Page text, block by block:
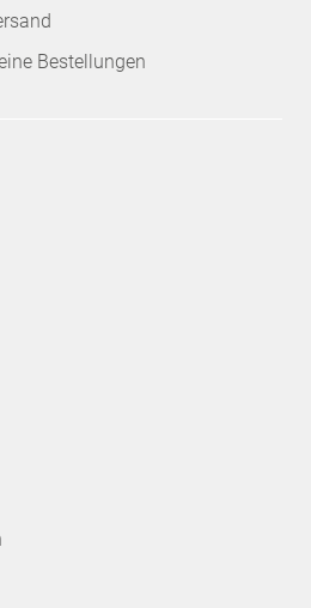
Bestellungen